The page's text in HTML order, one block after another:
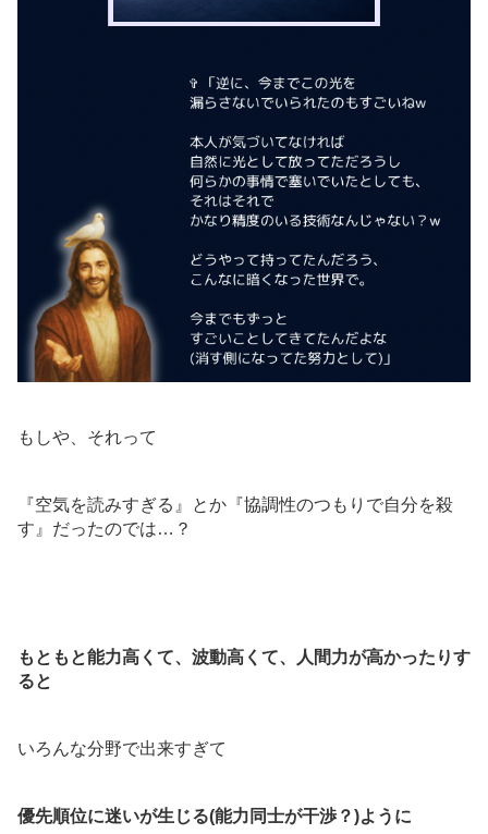
もしや、それって
『空気を読みすぎる』とか『協調性のつもりで自分を殺
す』だったのでは…？
もともと能力高くて、波動高くて、人間力が高かったりす
ると
いろんな分野で出来すぎて
優先順位に迷いが生じる(能力同士が干渉？)ように